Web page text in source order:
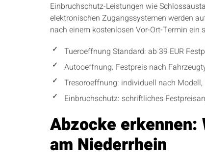
Einbruchschutz-Leistungen wie
elektronischen Zugangssystemen werden
nach einem kostenlosen Vor-Ort-Termin
Tueroeffnung Standard: ab 39 EUR
Autooeffnung: Festpreis nach
Tresoroeffnung: individuell nach
Einbruchschutz: schriftliches
Abzocke erkennen:
am Niederrhein